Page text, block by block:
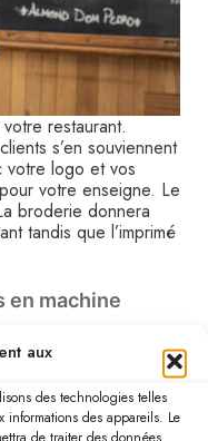
aux
des technologies telles
des appareils. Le
de traiter des données
restaurant.
s’en souviennent
votre logo et vos
pour votre enseigne. Le
broderie donnera
tandis que l’imprimé
en machine
matières
conçus pour durer
devra le porter
avec le
doivent être en